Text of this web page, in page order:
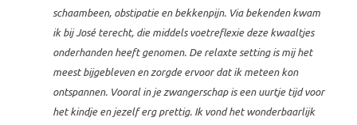
schaambeen, obstipatie en bekkenpijn. Via bekenden kwam
ik bij José terecht, die middels voetreflexie deze kwaaltjes
onderhanden heeft genomen. De relaxte setting is mij het
meest bijgebleven en zorgde ervoor dat ik meteen kon
ontspannen. Vooral in je zwangerschap is een uurtje tijd voor
het kindje en jezelf erg prettig. Ik vond het wonderbaarlijk